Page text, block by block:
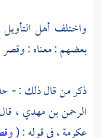
واختلف أهل
بعضهم : معناه :
ذكر من قال ذلك : -
الرحمن بن مهدي ،
عكرمة، في قوله : (